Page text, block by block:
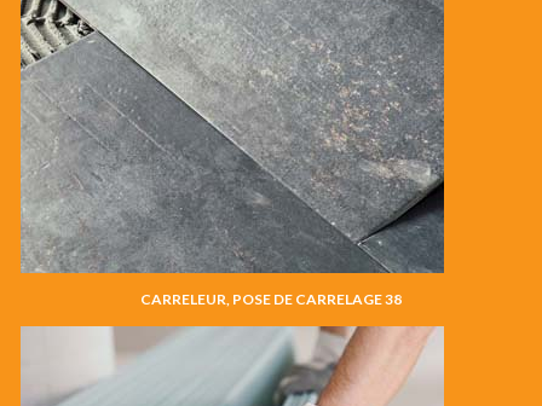
CARRELEUR, POSE DE CARRELAGE 38